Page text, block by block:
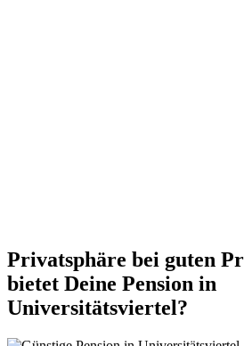
Privatsphäre bei guten
bietet Deine Pension in
Universitätsviertel?